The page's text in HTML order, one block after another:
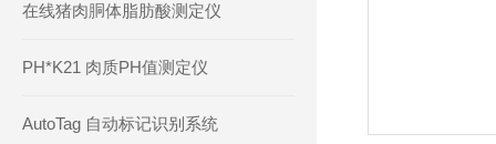
在线猪肉胴体脂肪酸测定仪
PH*K21 肉质PH值测定仪
AutoTag 自动标记识别系统